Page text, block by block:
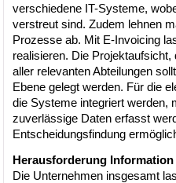
verschiedene IT-Systeme,
verstreut sind. Zudem lehnen
Prozesse ab. Mit E-Invoicing
realisieren. Die
aller relevanten Abteilungen
Ebene gelegt werden. Für die
die Systeme integriert werden,
zuverlässige Daten erfasst
Entscheidungsfindung
Herausforderung Information
Die Unternehmen insgesamt